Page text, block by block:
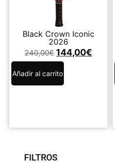
FILTROS
Black Crown Iconic
2026
240,00€ 144,00€
Añadir al carrito